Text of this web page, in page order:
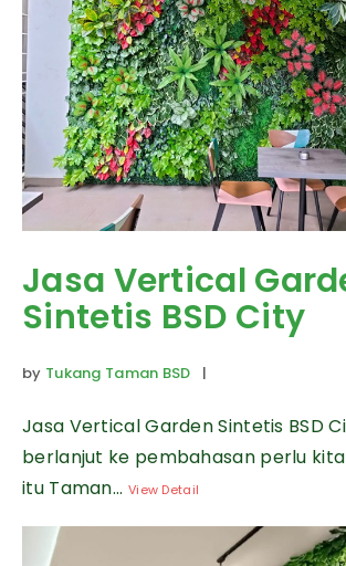
Jasa Vertical
Sintetis BSD City
by Tukang Taman BSD |
Jasa Vertical Garden Sintetis BSD
berlanjut ke pembahasan perlu
itu Taman... View Detail